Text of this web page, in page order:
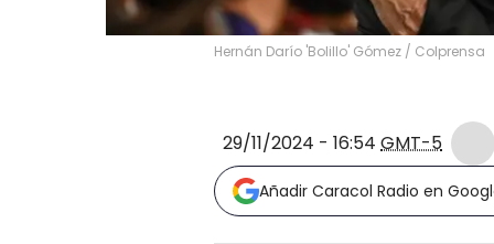
Hernán Darío 'Bolillo' Gómez / Colprensa
29/11/2024 - 16:54 GMT-5
Añadir Caracol Radio en